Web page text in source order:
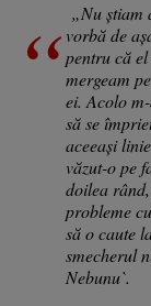
„Nu știam
vorbă de
pentru că
mergeam
ei. Acolo
să se
aceeași
văzut-o pe
doilea
probleme
să o caute
smecherul
Nebunu`.